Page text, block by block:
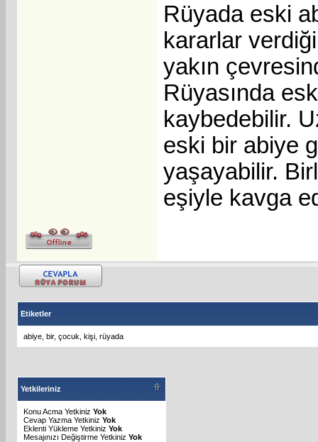
Rüyada eski
kararlar
yakın
Rüyasında
kaybedebilir.
eski bir abiye
yaşayabilir.
eşiyle kavga
Etiketler
abiye bir, çocuk kişi rüyada
Yetkileriniz
Konu Acma Yetkiniz Yok
Cevap Yazma Yetkiniz Yok
Eklenti Yükleme Yetkiniz Yok
Mesajınızı Değiştirme Yetkiniz Yok